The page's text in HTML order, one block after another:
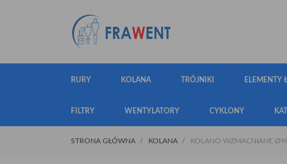
RURY KOLANA TRÓJNIKI ELEMENTY
FILTRY WENTYLATORY CYKLONY
STRONA GŁÓWNA KOLANA KOLANO WZMACNIANE